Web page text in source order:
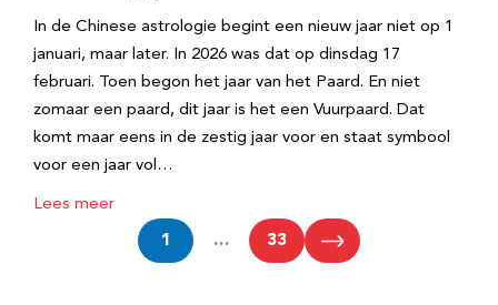
In de Chinese astrologie begint een nieuw jaar niet op 1
januari, maar later. In 2026 was dat op dinsdag 17
februari. Toen begon het jaar van het Paard. En niet
zomaar een paard, dit jaar is het een Vuurpaard. Dat
komt maar eens in de zestig jaar voor en staat symbool
voor een jaar vol…
Lees meer
1 … 33